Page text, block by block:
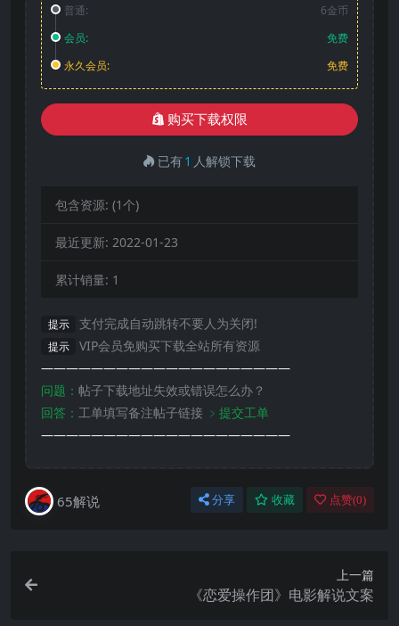
普通:
6金币
会员:
免费
永久会员:
免费
购买下载权限
已有1 人解锁下载
包含资源: (1个)
最近更新: 2022-01-23
累计销量: 1
提示 支付完成自动跳转不要人为关闭!
提示
VIP会员免购买下载全站所有资源
————————————————————
问题： 帖子下载地址失效或错误怎么办？
回答： 工单填写备注帖子链接 ﹥提交工单
————————————————————
65解说 分享 收藏 点赞(0)
上一篇
《恋爱操作团》电影解说文案